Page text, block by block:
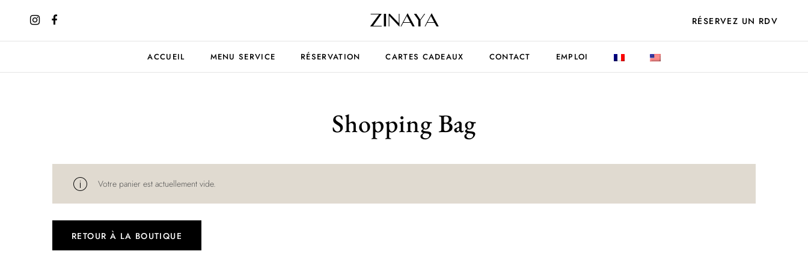
RÉSERVEZ UN RDV
ACCUEIL MENU SERVICE RÉSERVATION CARTES CADEAUX CONTACT EMPLOI
Shopping Bag
Votre panier est actuellement vide.
RETOUR À LA BOUTIQUE